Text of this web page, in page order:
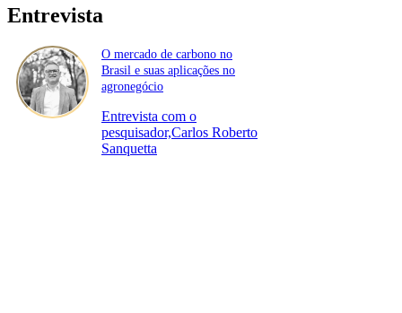
Entrevista
O mercado de carbono no
Brasil e suas aplicações no
agronegócio
Entrevista com o
pesquisador,Carlos Roberto
Sanquetta